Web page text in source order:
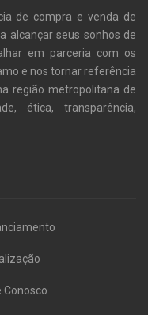
de compra e venda de
alcançar seus sonhos de
em parceria com os
e nos tornar referência
região metropolitana de
ética, transparência,
Conosco